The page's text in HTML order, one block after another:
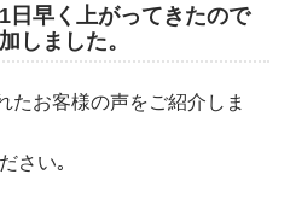
日早く上がってきたので
しました。
たお客様の声をご紹介しま
さい｡